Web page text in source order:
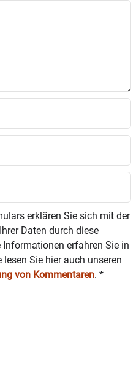
erklären Sie sich mit der
Daten durch diese
Informationen erfahren Sie in
lesen Sie hier auch unseren
von Kommentaren. *